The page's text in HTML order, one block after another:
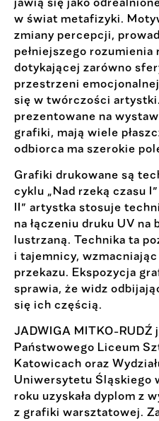
w świat metafizyki.
zmiany percepcji,
pełniejszego
dotykającej zarówno
przestrzeni
się w twórczości
prezentowane na
grafiki, mają wiele
odbiorca ma szerokie
Grafiki drukowane są
cyklu „Nad rzeką czasu
II” artystka stosuje
na łączeniu druku UV na
lustrzaną. Technika ta
i tajemnicy, wzmacniając
przekazu. Ekspozycja
sprawia, że widz
się ich częścią.
JADWIGA MITKO-RUDŹ
Państwowego Liceum
Katowicach oraz
Uniwersytetu Śląskiego
roku uzyskała dyplom z
z grafiki warsztatowej.